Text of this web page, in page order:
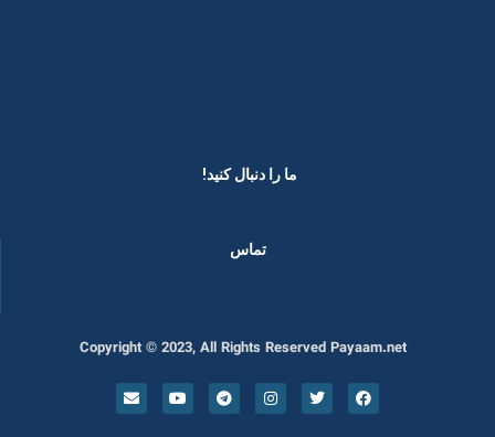
ما را دنبال کنید! ​
تماس
Copyright © 2023, All Rights Reserved Payaam.net